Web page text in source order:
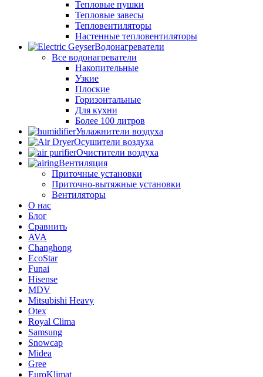
Тепловые пушки
Тепловые завесы
Тепловентиляторы
Настенные тепловентиляторы
Водонагреватели
Все водонагреватели
Накопительные
Узкие
Плоские
Горизонтальные
Для кухни
Более 100 литров
Увлажнители воздуха
Осушители воздуха
Очистители воздуха
Вентиляция
Приточные установки
Приточно-вытяжные установки
Вентиляторы
О нас
Блог
Сравнить
AVA
Changhong
EcoStar
Funai
Hisense
MDV
Mitsubishi Heavy
Otex
Royal Clima
Samsung
Snowcap
Midea
Gree
EuroKlimat